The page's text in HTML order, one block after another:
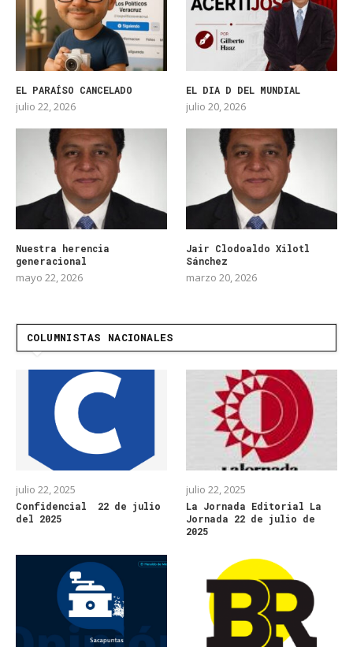
EL PARAÍSO CANCELADO
julio 22, 2026
EL DIA D DEL MUNDIAL
julio 20, 2026
Nuestra herencia
generacional
mayo 22, 2026
Jair Clodoaldo Xilotl
Sánchez
marzo 20, 2026
COLUMNISTAS NACIONALES
julio 22, 2025
Confidencial 22 de julio
del 2025
julio 22, 2025
La Jornada Editorial La
Jornada 22 de julio de
2025